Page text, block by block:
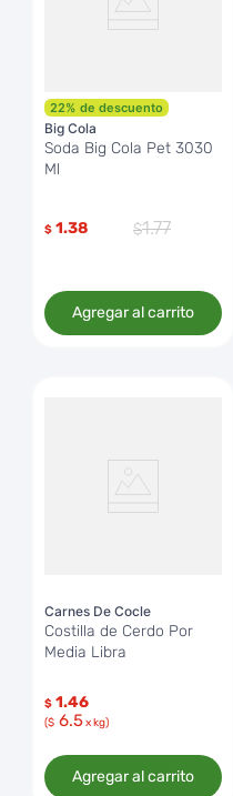
22% de descuento
Big Cola
Soda Big Cola Pet 3030
Ml
$ 1.38 1.77
Agregar al carrito
Carnes De Cocle
Costilla de Cerdo Por
Media Libra
$ 1.46
($ 6.5x kg)
Agregar al carrito